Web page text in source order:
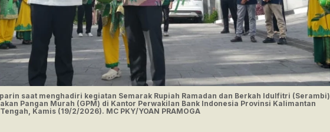
saat menghadiri kegiatan Semarak Rupiah Ramadan dan Berkah Idulfitri (Serambi)
Pangan Murah (GPM) di Kantor Perwakilan Bank Indonesia Provinsi Kalimantan
Tengah, Kamis (19/2/2026). MC PKY/YOAN PRAMOGA